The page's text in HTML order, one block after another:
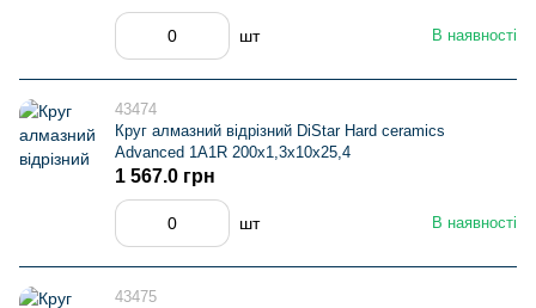
В наявності
шт
43474
Круг алмазний вiдрiзний DiStar Hard ceramics
Advanced 1A1R 200x1,3x10x25,4
В наявності
1 567.0 грн
шт
43475